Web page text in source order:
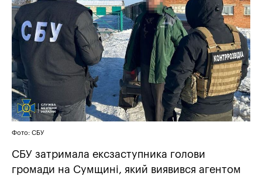
Фото: СБУ
СБУ затримала ексзаступника голови
громади на Сумщині, який виявився агентом